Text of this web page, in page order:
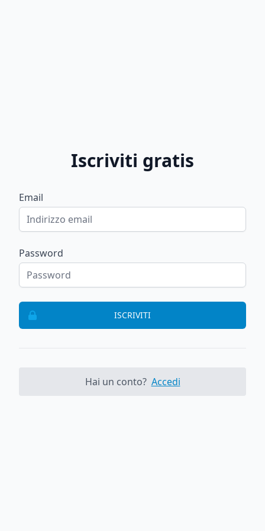
Iscriviti gratis
Email
Password
ISCRIVITI
Hai un conto? Accedi